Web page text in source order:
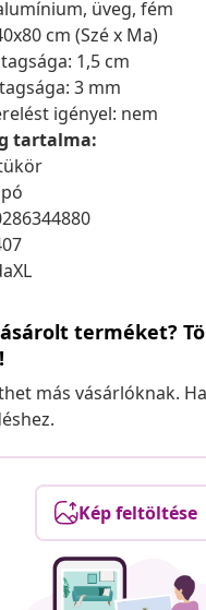
üveg, fém
cm (Szé x Ma)
1,5 cm
3 mm
igényel: nem
tartalma:
terméket?
más vásárlóknak.
Kép feltöltése